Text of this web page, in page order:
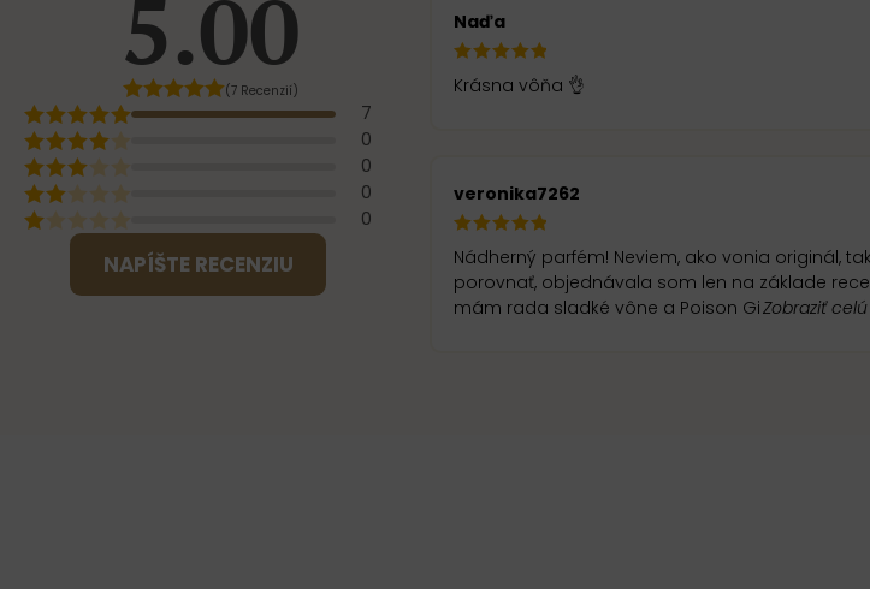
5.00
(7 Recenzií)
7
0
0
0
0
NAPÍŠTE RECENZIU
Naďa
Krásna vôňa 👌
veronika7262
Nádherný parfém! Neviem, ako vonia originál,
porovnať, objednávala som len na základe
mám rada sladké vône a Poison GiZobraziť